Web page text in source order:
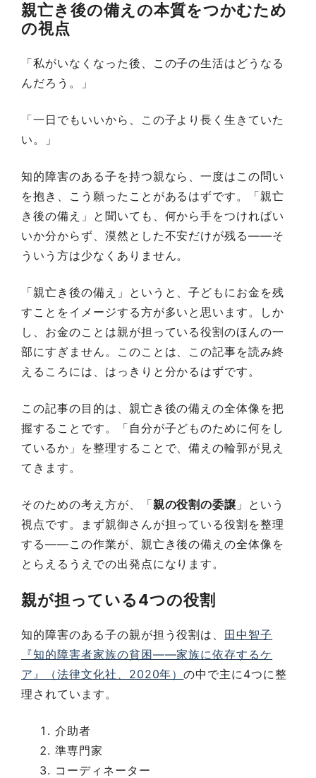
親亡き後の備えの本質をつかむため
の視点
「私がいなくなった後、この子の生活はどうなる
んだろう。」
「一日でもいいから、この子より長く生きていた
い。」
知的障害のある子を持つ親なら、一度はこの問い
を抱き、こう願ったことがあるはずです。「親亡
き後の備え」と聞いても、何から手をつければい
いか分からず、漠然とした不安だけが残る——そ
ういう方は少なくありません。
「親亡き後の備え」というと、子どもにお金を残
すことをイメージする方が多いと思います。しか
し、お金のことは親が担っている役割のほんの一
部にすぎません。このことは、この記事を読み終
えるころには、はっきりと分かるはずです。
この記事の目的は、親亡き後の備えの全体像を把
握することです。「自分が子どものために何をし
ているか」を整理することで、備えの輪郭が見え
てきます。
そのための考え方が、「親の役割の委譲 」という
視点です。まず親御さんが担っている役割を整理
する——この作業が、親亡き後の備えの全体像を
とらえるうえでの出発点になります。
親が担っている4つの役割
知的障害のある子の親が担う役割は、 田中智子
『知的障害者家族の貧困——家族に依存するケ
ア』（法律文化社、2020年）の中で主に4つに整
理されています。
介助者
準専門家
コーディネーター